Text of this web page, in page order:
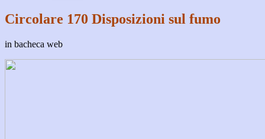
Circolare 170 Disposizioni sul fumo
in bacheca web